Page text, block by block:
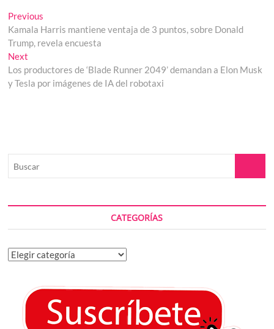
Navegación
de
entradas
Previous
post:
Kamala Harris mantiene ventaja de 3 puntos, sobre Donald
Trump, revela encuesta
Next
post:
Los productores de ‘Blade Runner 2049’ demandan a Elon Musk
y Tesla por imágenes de IA del robotaxi
CATEGORÍAS
Categorías